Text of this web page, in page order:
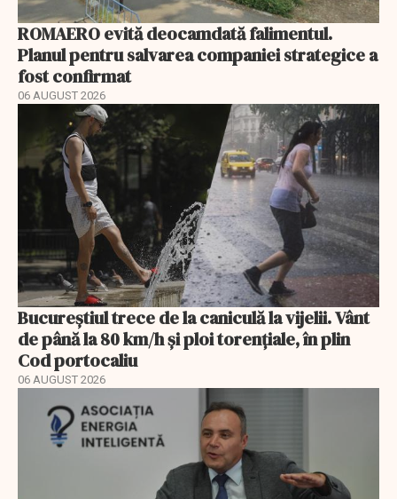
ROMAERO evită deocamdată falimentul.
Planul pentru salvarea companiei strategice a
fost confirmat
06 AUGUST 2026
Bucureștiul trece de la caniculă la vijelii. Vânt
de până la 80 km/h și ploi torențiale, în plin
Cod portocaliu
06 AUGUST 2026